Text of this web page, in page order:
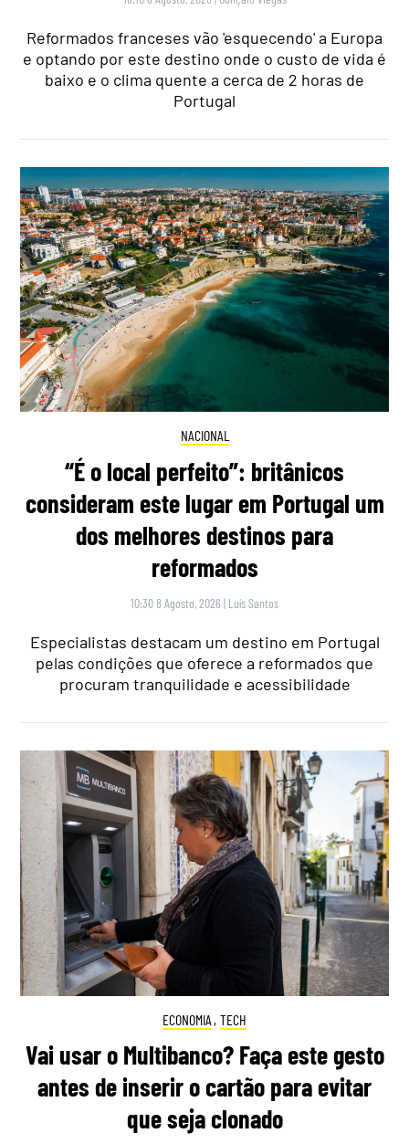
Reformados franceses vão 'esquecendo' a Europa
e optando por este destino onde o custo de vida é
baixo e o clima quente a cerca de 2 horas de
Portugal
NACIONAL
“É o local perfeito”: britânicos
consideram este lugar em Portugal um
dos melhores destinos para
reformados
10:30 8 Agosto, 2026 | Luís Santos
Especialistas destacam um destino em Portugal
pelas condições que oferece a reformados que
procuram tranquilidade e acessibilidade
ECONOMIA , TECH
Vai usar o Multibanco? Faça este gesto
antes de inserir o cartão para evitar
que seja clonado